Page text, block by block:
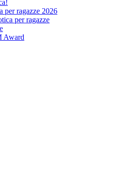
per ragazze 2026
per ragazze
Award